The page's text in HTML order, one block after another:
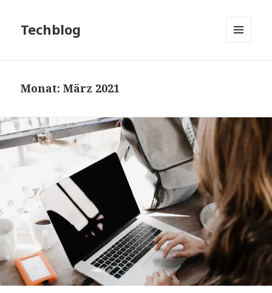
Techblog
Monat:März 2021